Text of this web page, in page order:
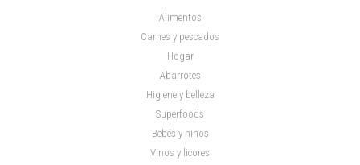
Alimentos
Carnes y pescados
Hogar
Abarrotes
Higiene y belleza
Superfoods
Bebés y niños
Vinos y licores